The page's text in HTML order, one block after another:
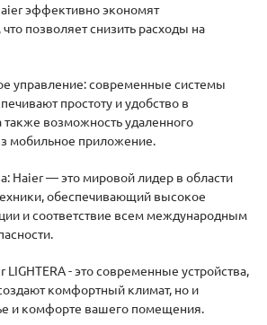
эффективно экономят
позволяет снизить расходы на
управление: современные системы
простоту и удобство в
также возможность удаленного
мобильное приложение.
Haier — это мировой лидер в области
обеспечивающий высокое
и соответствие всем международным
- это современные устройства,
комфортный климат, но и
и комфорте вашего помещения.